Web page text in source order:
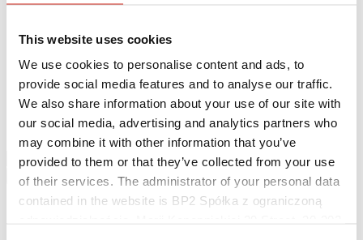
This website uses cookies
We use cookies to personalise content and ads, to
provide social media features and to analyse our traffic.
We also share information about your use of our site with
our social media, advertising and analytics partners who
may combine it with other information that you’ve
provided to them or that they’ve collected from your use
of their services. The administrator of your personal data
contained in the website is BP2 Spółka z ograniczoną
Realizace a inspirace
Soubory ke stažení
Najít zhotovitele
Kde koupit?
Knihovny BIM
Ke stažení
Kontakt